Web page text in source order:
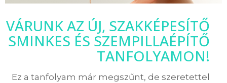
VÁRUNK AZ ÚJ, SZAKKÉPESÍTŐ
SMINKES ÉS SZEMPILLAÉPÍTŐ
TANFOLYAMON!
Ez a tanfolyam már megszűnt, de szeretettel